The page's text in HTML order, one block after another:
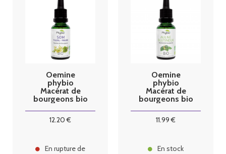
Oemine
phybio
Macérat de
bourgeons bio
12.20 €
En rupture de
Oemine
phybio
Macérat de
bourgeons bio
11.99 €
En stock